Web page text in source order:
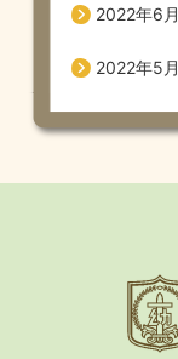
2022年6月
2022年5月